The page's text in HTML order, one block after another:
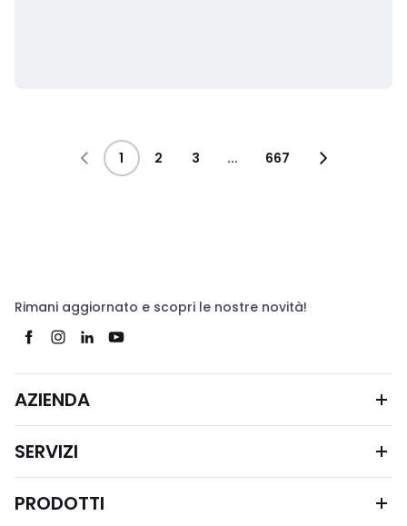
1 2 3 ... 667
Rimani aggiornato e scopri le nostre novità!
AZIENDA
SERVIZI
PRODOTTI